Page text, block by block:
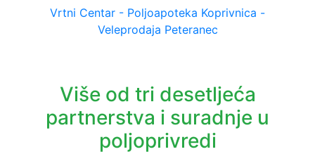
Vrtni Centar - Poljoapoteka Koprivnica -
Veleprodaja Peteranec
Više od tri desetljeća
partnerstva i suradnje u
poljoprivredi